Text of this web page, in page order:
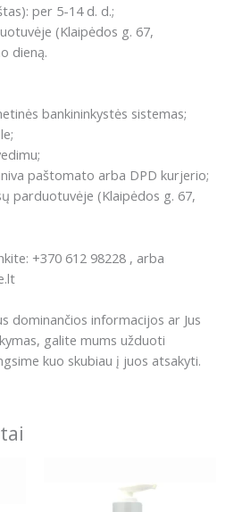
per 5-14 d. d.;
(Klaipėdos g. 67,
dieną.
bankininkystės sistemas;
paštomato arba DPD kurjerio;
parduotuvėje (Klaipėdos g. 67,
+370 612 98228 , arba
dominančios informacijos ar Jus
galite mums užduoti
kuo skubiau į juos atsakyti.